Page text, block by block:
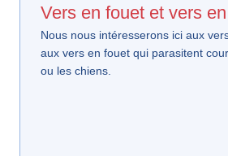
Vers en fouet et vers
Nous nous intéresserons ici aux
aux vers en fouet qui parasitent
ou les chiens.